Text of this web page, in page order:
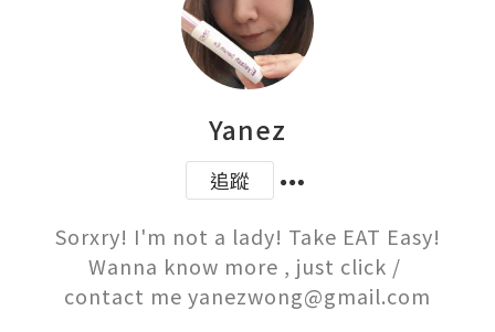
Yanez
追蹤
Sorxry! I'm not a lady! Take EAT Easy!
Wanna know more , just click /
contact me yanezwong@gmail.com